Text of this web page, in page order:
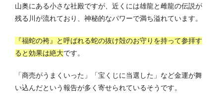
山奥にある小さな社殿ですが、近くには雄龍と雌龍の伝説が
残る川が流れており、神秘的なパワーで満ち溢れています。
『福蛇の袴』と呼ばれる蛇の抜け殻のお守りを持って参拝す
ると効果は絶大です。
「商売がうまくいった」「宝くじに当選した」など金運が舞
い込んだという報告が多く寄せられているそうです。